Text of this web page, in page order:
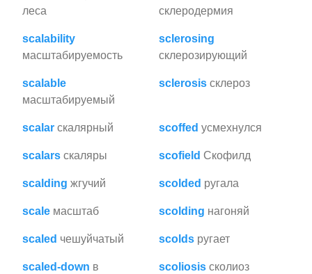
леса
склеродермия
scalability
масштабируемость
sclerosing
склерозирующий
scalable
масштабируемый
sclerosis склероз
scalar скалярный scoffed усмехнулся
scalars скаляры scofield Скофилд
scalding жгучий scolded ругала
scale масштаб scolding нагоняй
scaled чешуйчатый scolds ругает
scaled-down в
scoliosis сколиоз